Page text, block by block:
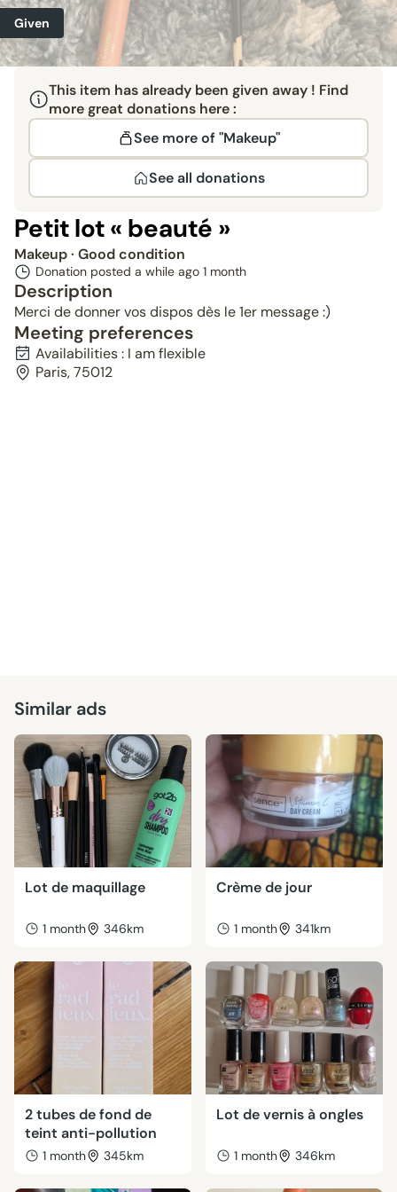
Given
This item has already been given away ! Find
more great donations here :
See more of "Makeup"
See all donations
Petit lot « beauté »
Makeup· Good condition
Donation posted a while ago 1 month
Description
Merci de donner vos dispos dès le 1er message :)
Meeting preferences
Availabilities : I am flexible
Paris, 75012
Similar ads
Lot de maquillage
1 month 346km
Crème de jour
1 month 341km
2 tubes de fond de
teint anti-pollution
1 month 345km
Lot de vernis à ongles
1 month 346km